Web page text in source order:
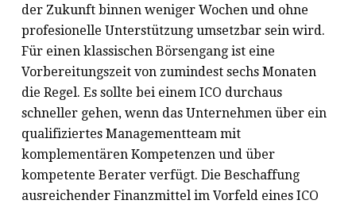
der Zukunft binnen weniger Wochen und ohne
profesionelle Unterstützung umsetzbar sein wird.
Für einen klassischen Börsengang ist eine
Vorbereitungszeit von zumindest sechs Monaten
die Regel. Es sollte bei einem ICO durchaus
schneller gehen, wenn das Unternehmen über ein
qualifiziertes Managementteam mit
komplementären Kompetenzen und über
kompetente Berater verfügt. Die Beschaffung
ausreichender Finanzmittel im Vorfeld eines ICO